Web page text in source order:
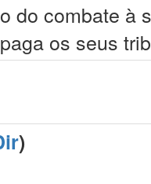
do combate à
os seus
)